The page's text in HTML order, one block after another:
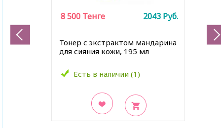
Тонер с экстрактом мандарина
для сияния кожи, 195 мл
Есть в наличии (1)
8 500 Тенге 2043 Руб.